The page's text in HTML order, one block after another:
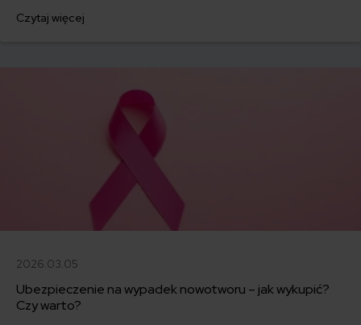
tym artykule podpowiadamy, jak wybrać najlepsze ubezpieczenie na
Czytaj więcej
2026.03.05
Ubezpieczenie na wypadek nowotworu – jak wykupić?
Czy warto?